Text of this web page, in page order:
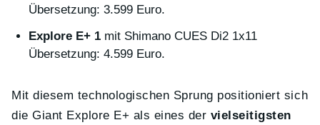
Übersetzung: 3.599 Euro.
Explore E+ 1 mit Shimano CUES Di2 1x11
Übersetzung: 4.599 Euro.
Mit diesem technologischen Sprung positioniert sich
die Giant Explore E+ als eines der vielseitigsten